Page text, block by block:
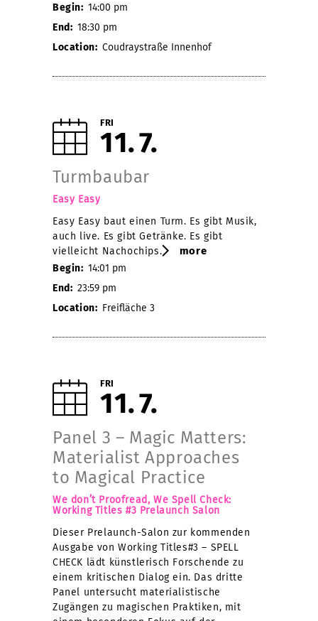
Begin: 14:00 pm
End: 18:30 pm
Location: Coudraystraße Innenhof
FRI
11 7
Turmbaubar
Easy Easy
Easy Easy baut einen Turm. Es gibt Musik,
auch live. Es gibt Getränke. Es gibt
vielleicht Nachochips.
more
Begin: 14:01 pm
End: 23:59 pm
Location: Freifläche 3
FRI
11 7
Panel 3 – Magic Matters:
Materialist Approaches
to Magical Practice
We don’t Proofread, We Spell Check:
Working Titles #3 Prelaunch Salon
Dieser Prelaunch-Salon zur kommenden
Ausgabe von Working Titles#3 – SPELL
CHECK lädt künstlerisch Forschende zu
einem kritischen Dialog ein. Das dritte
Panel untersucht materialistische
Zugängen zu magischen Praktiken, mit